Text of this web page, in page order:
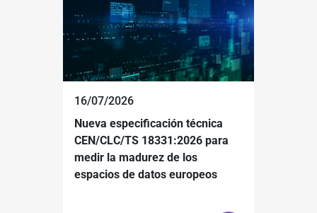
16/07/2026
Nueva especificación técnica
CEN/CLC/TS 18331:2026 para
medir la madurez de los
espacios de datos europeos